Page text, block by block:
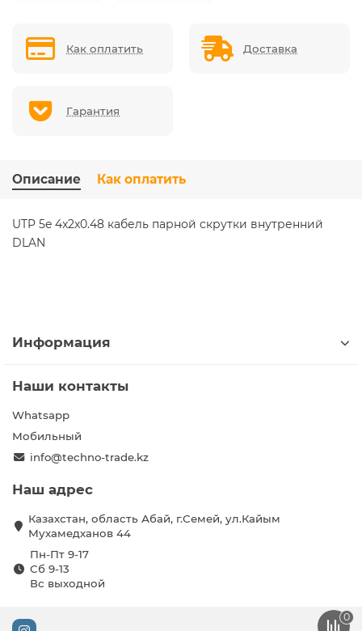
Как оплатить Доставка
Гарантия
Описание Как оплатить
UTP 5e 4x2x0.48 кабель парной скрутки внутренний
DLAN
Информация
Наши контакты
Whatsapp
Мобильный
info@techno-trade.kz
Наш адрес
Казахстан, область Абай, г.Семей, ул.Кайым
Мухамедханов 44
Пн-Пт 9-17
Сб 9-13
Вс выходной
0